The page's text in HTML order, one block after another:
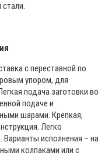
с переставной по
упором, для
подача заготовки во
подаче и
шарами. Крепкая,
Легко
Варианты исполнения – на
колпаками или с